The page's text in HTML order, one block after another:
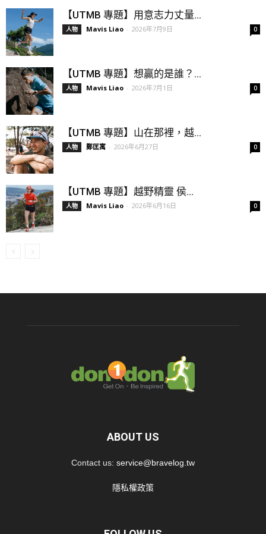
【UTMB 專題】用意志力丈量...
人物 Mavis Liao - 2026年7月9日 0
【UTMB 專題】想贏的是誰？...
人物 Mavis Liao - 2026年7月1日 0
【UTMB 專題】山在那裡，越...
人物 鄭匡寓 - 2026年6月27日 0
【UTMB 專題】越野精靈 侯...
人物 Mavis Liao - 2026年6月16日 0
ABOUT US
Contact us: service@bravelog.tw
隱私權政策